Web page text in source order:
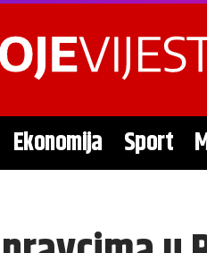
Ekonomija Sport